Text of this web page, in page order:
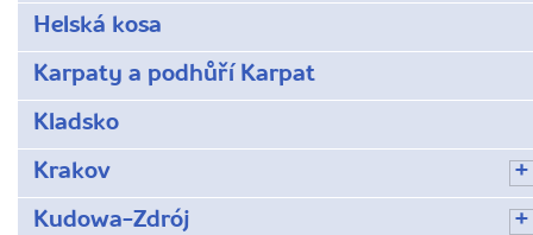
Helská kosa
Karpaty a podhůří Karpat
Kladsko
Krakov
Kudowa-Zdrój